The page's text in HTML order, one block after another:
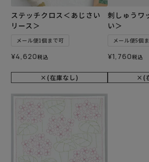
ステッチクロス＜あじさい
リース＞
メール便1個まで可
¥4,620税込
×(在庫なし)
刺しゅうワ
い＞
メール便5個
¥1,760税込
×(